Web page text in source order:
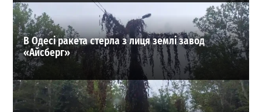
В Одесі ракета стерла з лиця землі завод
«Айсберг»